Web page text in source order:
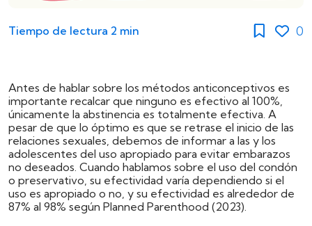
Tiempo de lectura 2 min 0
Antes de hablar sobre los métodos anticonceptivos es
importante recalcar que ninguno es efectivo al 100%,
únicamente la abstinencia es totalmente efectiva. A
pesar de que lo óptimo es que se retrase el inicio de las
relaciones sexuales, debemos de informar a las y los
adolescentes del uso apropiado para evitar embarazos
no deseados. Cuando hablamos sobre el uso del condón
o preservativo, su efectividad varía dependiendo si el
uso es apropiado o no, y su efectividad es alrededor de
87% al 98% según Planned Parenthood (2023).